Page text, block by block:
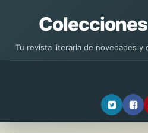
Tu revista literaria de novedades y